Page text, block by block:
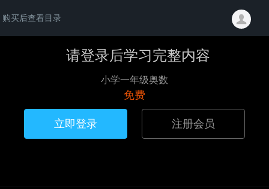
购买后查看目录
请登录后学习完整内容
小学一年级奥数
免费
立即登录 注册会员